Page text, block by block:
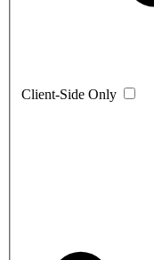
Client-Side Only